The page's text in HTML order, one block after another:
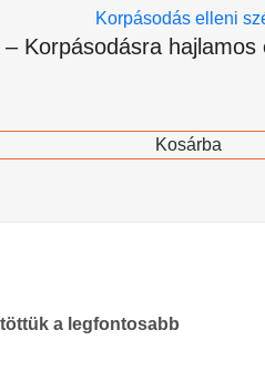
Korpásodásra
Kosárba
a legfontosabb